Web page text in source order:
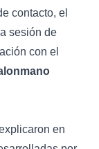
contacto, el
sesión de
con el
en